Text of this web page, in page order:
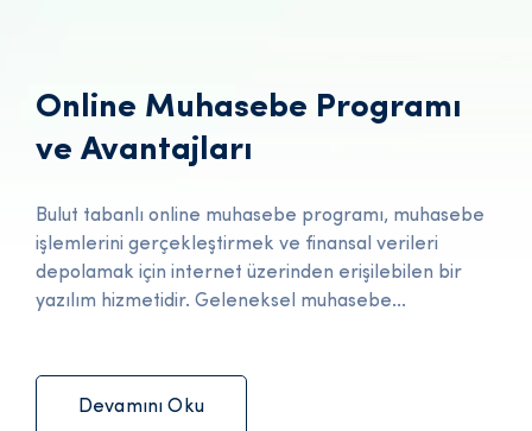
Online Muhasebe Programı
ve Avantajları
Bulut tabanlı online muhasebe programı, muhasebe
işlemlerini gerçekleştirmek ve finansal verileri
depolamak için internet üzerinden erişilebilen bir
yazılım hizmetidir. Geleneksel muhasebe...
Devamını Oku